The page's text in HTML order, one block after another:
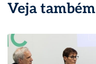
Veja também